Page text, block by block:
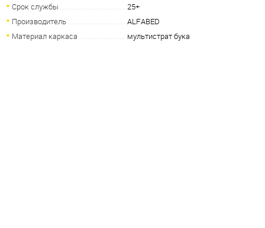
Срок службы
25+
Производитель
ALFABED
Материал каркаса
мультистрат бука